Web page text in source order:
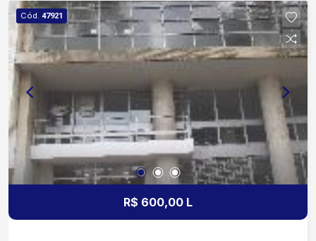
sua visita agora mesmo e venha conhecer este
salão que poderá alavancar seu comércio.
Cód. 47921
R$ 600,00 L